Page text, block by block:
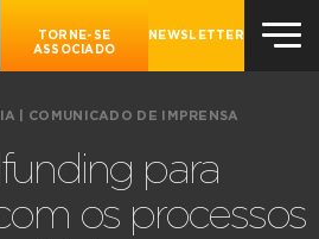
TORNE-SE
ASSOCIADO
NEWSLETTER
COMUNICADO DE IMPRENSA
para
os processos